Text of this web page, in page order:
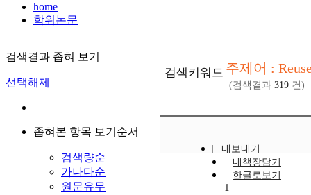
home
학위논문
검색결과 좁혀 보기
선택해제
좁혀본 항목 보기순서
검색량순
가나다순
원문유무
검색키워드 주제어 :
(검색결과 319 건)
내보내기
내책장담기
한글로보기
1